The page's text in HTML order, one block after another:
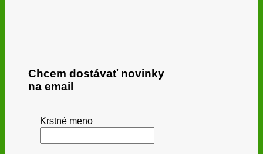
Chcem dostávať novinky
na email
Krstné meno